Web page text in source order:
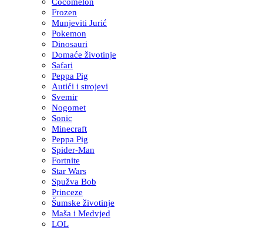
Frozen
Munjeviti Jurić
Pokemon
Dinosauri
Domaće životinje
Safari
Peppa Pig
Autići i strojevi
Svemir
Nogomet
Sonic
Minecraft
Peppa Pig
Spider-Man
Fortnite
Star Wars
Spužva Bob
Princeze
Šumske životinje
Maša i Medvjed
LOL